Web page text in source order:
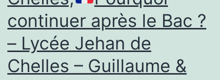
voix
qu’on
n’entend
pas
continuer après le Bac ?
– Lycée Jehan de
Chelles – Guillaume &